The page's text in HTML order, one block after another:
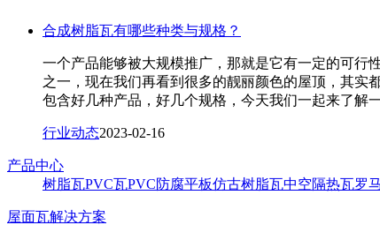
合成树脂瓦有哪些种类与规格？
一个产品能够被大规模推广，那就是它有一定的可行
之一，现在我们再看到很多的靓丽颜色的屋顶，其实
包含好几种产品，好几个规格，今天我们一起来了解一
行业动态2023-02-16
产品中心
树脂瓦PVC瓦PVC防腐平板仿古树脂瓦中空隔热瓦罗
屋面瓦解决方案